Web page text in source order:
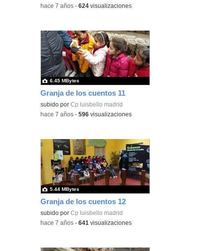
-hace 7 años -624 visualizaciones
Granja de los cuentos 11
subido porCp luisbello madrid
6.45 MBytes
-hace 7 años -596 visualizaciones
Granja de los cuentos 12
subido porCp luisbello madrid
5.44 MBytes
-hace 7 años -641 visualizaciones